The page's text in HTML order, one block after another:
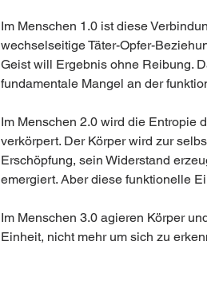
Im Menschen 1.0 ist diese
wechselseitige Täter-Opfer-
Geist will Ergebnis ohne Reibung.
fundamentale Mangel an der
Im Menschen 2.0 wird die Entropie
verkörpert. Der Körper wird zur
Erschöpfung, sein Widerstand
emergiert. Aber diese funktionelle
Im Menschen 3.0 agieren Körper
Einheit, nicht mehr um sich zu